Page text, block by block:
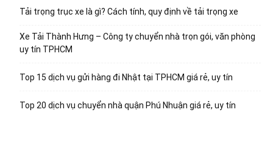
Tải trọng trục xe là gì? Cách tính, quy định về tải trọng xe
Xe Tải Thành Hưng – Công ty chuyển nhà trọn gói, văn phòng
uy tín TPHCM
Top 15 dịch vụ gửi hàng đi Nhật tại TPHCM giá rẻ, uy tín
Top 20 dịch vụ chuyển nhà quận Phú Nhuận giá rẻ, uy tín